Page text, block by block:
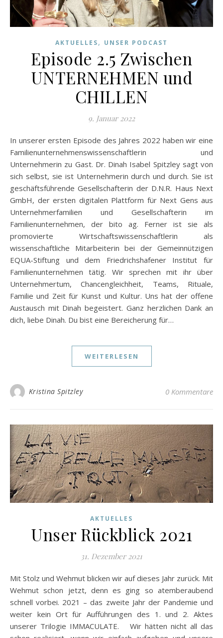
AKTUELLES, UNSER PODCAST
Episode 2.5 Zwischen
UNTERNEHMEN und
CHILLEN
9. Januar 2022
In unserer ersten Episode des Jahres 2022 haben wir eine
Familienunternehmenswissenschaftlerin und
Unternehmerin zu Gast. Dr. Dinah Isabel Spitzley sagt von
sich selbst, sie ist Unternehmerin durch und durch. Sie ist
geschäftsführende Gesellschafterin der D.N.R. Haus Next
GmbH, der ersten digitalen Plattform für Next Gens aus
Unternehmerfamilien und Gesellschafterin im
Familienunternehmen, der bito ag. Ferner ist sie als
promovierte Wirtschaftswissenschaftlerin als
wissenschaftliche Mitarbeiterin bei der Gemeinnützigen
EQUA-Stiftung und dem Friedrichshafener Institut für
Familienunternehmen tätig. Wir sprechen mit ihr über
Unternehmertum, Chancengleichheit, Teams, Rituale,
Familie und Zeit für Kunst und Kultur. Uns hat der offene
Austausch mit Dinah begeistert. Ganz herzlichen Dank an
dich, liebe Dinah. Du bist eine Bereicherung für…
WEITERLESEN
Kristina Spitzley 0 Kommentare
AKTUELLES
Unser Rückblick 2021
31. Dezember 2021
Mit Stolz und Wehmut blicken wir auf dieses Jahr zurück. Mit
Wehmut schon jetzt, denn es ging so atemberaubend
schnell vorbei. 2021 – das zweite Jahr der Pandemie und
weiter kein Ort für Aufführungen des 1. und 2. Aktes
unserer Trilogie IMMACULATE. Wir hätten nicht all das